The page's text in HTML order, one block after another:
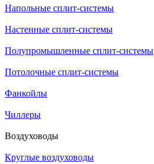
Напольные сплит-системы
Настенные сплит-системы
Полупромышленные сплит-системы
Потолочные сплит-системы
Фанкойлы
Чиллеры
Воздуховоды
Круглые воздуховоды